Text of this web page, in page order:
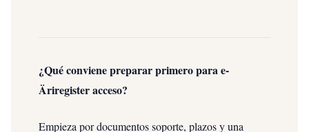
¿Qué conviene preparar primero para e-
Äriregister acceso?
Empieza por documentos soporte, plazos y una